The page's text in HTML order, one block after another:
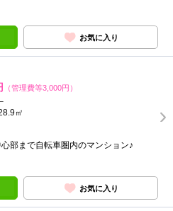
お気に入り
（管理費等3,000円）
㎡
部まで自転車圏内のマンション♪
お気に入り